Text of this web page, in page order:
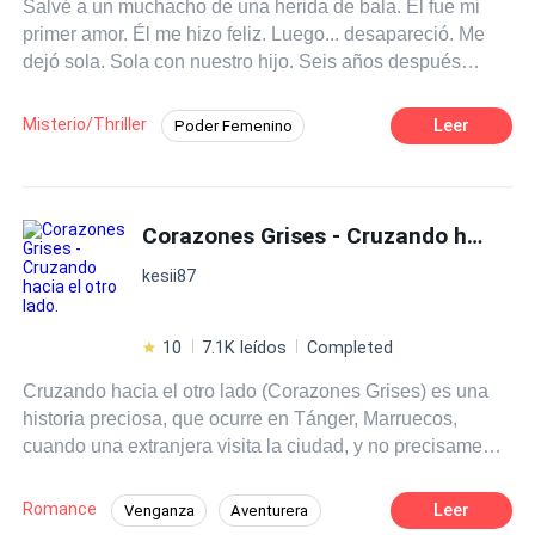
Salvé a un muchacho de una herida de bala. Él fue mi
primer amor. Él me hizo feliz. Luego... desapareció. Me
dejó sola. Sola con nuestro hijo. Seis años después
mi si, acepto en el altar.
Misterio/Thriller Poder Femenino
POV en primera persona Malentendido
Leer
Corazones Grises - Cruzando hacia el otro lado.
kesii87
10 7.1K leídos Completed
Cruzando hacia el otro lado (Corazones Grises) es una
historia preciosa, que ocurre en Tánger, Marruecos,
cuando una extranjera visita la ciudad, y no precisamente
Alî, un musulmán con unas creencias un tanto toscas,
que cambiará su vida radicalmente. Pero las cosas nunca
Romance Venganza Aventurera Leer